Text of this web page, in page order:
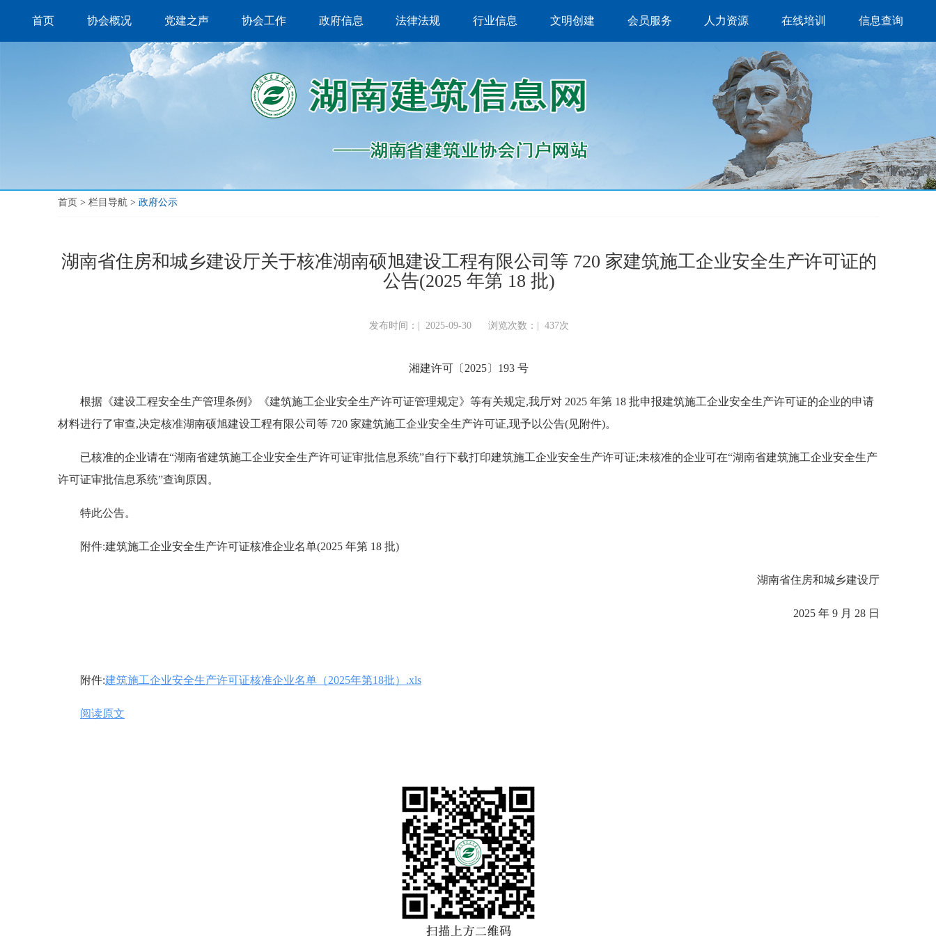
首页 协会概况 党建之声 协会工作 政府信息 法律法规 行业信息 文明创建 会员服务 人力资源 在线培训 信息查询
首页 > 栏目导航 > 政府公示
湖南省住房和城乡建设厅关于核准湖南硕旭建设工程有限公司等 720 家建筑施工企业安全生产许可证的
公告(2025 年第 18 批)
发布时间：| 2025-09-30 浏览次数：| 437次
湘建许可〔2025〕193 号
根据《建设工程安全生产管理条例》《建筑施工企业安全生产许可证管理规定》等有关规定,我厅对 2025 年第 18 批申报建筑施工企业安全生产许可证的企业的申请
材料进行了审查,决定核准湖南硕旭建设工程有限公司等 720 家建筑施工企业安全生产许可证,现予以公告(见附件)。
已核准的企业请在“湖南省建筑施工企业安全生产许可证审批信息系统”自行下载打印建筑施工企业安全生产许可证;未核准的企业可在“湖南省建筑施工企业安全生产
许可证审批信息系统”查询原因。
特此公告。
附件:建筑施工企业安全生产许可证核准企业名单(2025 年第 18 批)
湖南省住房和城乡建设厅
2025 年 9 月 28 日
附件:建筑施工企业安全生产许可证核准企业名单（2025年第18批）.xls
阅读原文